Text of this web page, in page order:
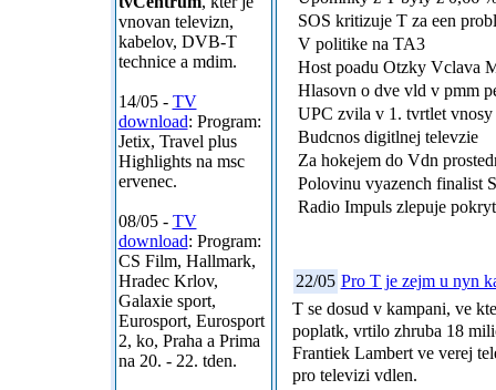
vnovan televizn,
kabelov, DVB-T
technice a mdim.
14/05 - TV
download: Program:
Jetix, Travel plus
Highlights na msc
ervenec.
08/05 - TV
download: Program:
CS Film, Hallmark,
Hradec Krlov,
Galaxie sport,
Eurosport, Eurosport
2, ko, Praha a Prima
na 20. - 22. tden.
SOS kritizuje T za een
V politike na TA3
Host poadu Otzky Vclava
Hlasovn o dve vld v pmm
UPC zvila v 1. tvrtlet vnosy
Budcnos digitlnej televzie
Za hokejem do Vdn
Polovinu vyazench finalist
Radio Impuls zlepuje
22/05 Pro T je zejm u nyn
T se dosud v kampani, ve
poplatk, vrtilo zhruba 18
Frantiek Lambert ve verej
pro televizi vdlen.